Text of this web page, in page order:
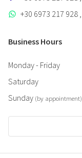
+30 6973 217 928 ,
Business Hours
Monday - Friday
Saturday
Sunday (by appointment)